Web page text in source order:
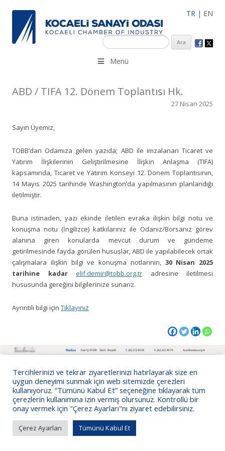
TR | EN
KSO 3500’ü aşkın sanayi kuruluşuna uzman çalışanları ile İzmit
Merkez, Çayırova, Dilovası, Gebze ve İMES OSB’deki ofisleri ile
Menü
ABD / TIFA 12. Dönem Toplantısı Hk.
27 Nisan 2025
Sayın Üyemiz,
TOBB’dan Odamıza gelen yazıda; ABD ile imzalanan Ticaret ve
Yatırım İlişkilerinin Geliştirilmesine İlişkin Anlaşma (TIFA)
kapsamında, Ticaret ve Yatırım Konseyi 12. Dönem Toplantısının,
14 Mayıs 2025 tarihinde Washington’da yapılmasının planlandığı
iletilmiştir.
Buna istinaden, yazı ekinde iletilen evraka ilişkin bilgi notu ve
konuşma notu (İngilizce) katkılarınız ile Odanız/Borsanız görev
alanına giren konularda mevcut durum ve gündeme
getirilmesinde fayda görülen hususlar, ABD ile yapılabilecek ortak
çalışmalara ilişkin bilgi ve konuşma notlarının, 30 Nisan 2025
tarihine kadar
elif.demir@tobb.org.tr adresine iletilmesi
hususunda gereğini bilgilerinize sunarız.
Ayrıntılı bilgi için Tıklayınız
Tercihlerinizi ve tekrar ziyaretlerinizi hatırlayarak size en
uygun deneyimi sunmak için web sitemizde çerezleri
kullanıyoruz. “Tümünü Kabul Et” seçeneğine tıklayarak tüm
çerezlerin kullanımına izin vermiş olursunuz. Kontrollü bir
onay vermek için "Çerez Ayarları"nı ziyaret edebilirsiniz.
Çerez Ayarları Tümünü Kabul Et